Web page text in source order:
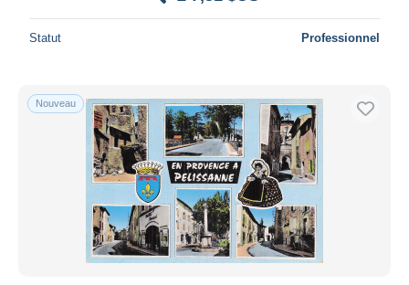
Tout désélectionner
Monde entier
Appliquer
Statut Professionnel
Nouveau